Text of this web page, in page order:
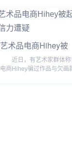
艺术品电商Hihey被
近日，有艺术家群体称
电商Hihey骗过作品与欠画